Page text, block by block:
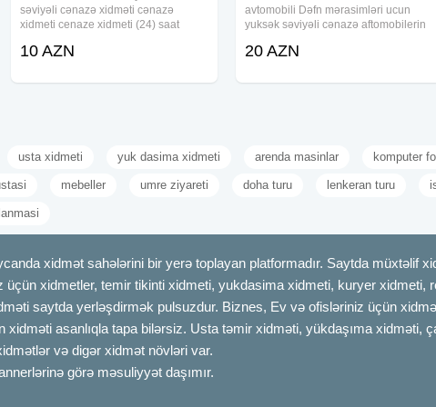
səviyəli cənazə xidməti cənazə
xidmeti cenaze xidmeti (24) saat
cenaze xidmeti cənaze dasıma,
qara masın, merasım
10 AZN
avtomobili Dəfn mərasimləri ucun
yuksək səviyəli cənazə aftomobilerin
aparmaq xidməti tabut və mafə
sink
20 AZN
usta xidmeti yuk dasima xidmeti arenda masinlar komputer
mebeller umre ziyareti doha turu lenkeran turu
xidmət sahələrini bir yerə toplayan platformadır. Saytda müxtəlif
xidmetler, temir tikinti xidmeti, yukdasima xidmeti, kuryer xidmeti,
saytda yerləşdirmək pulsuzdur. Biznes, Ev və ofisləriniz üçün
xidməti asanlıqla tapa bilərsiz. Usta təmir xidməti, yükdaşıma xidməti,
və digər xidmət növləri var.
görə məsuliyyət daşımır.